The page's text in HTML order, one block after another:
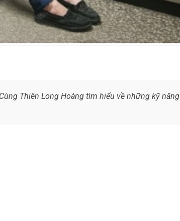
Thiên Long Hoàng tìm hiểu về những kỹ năng